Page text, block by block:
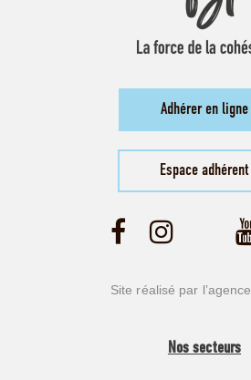
Adhérer en ligne
Espace adhérent
Site réalisé par l’agence
Nos secteurs